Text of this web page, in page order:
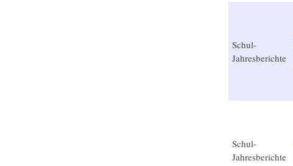
Schul-
Jahresberichte
Schul-
Jahresberichte